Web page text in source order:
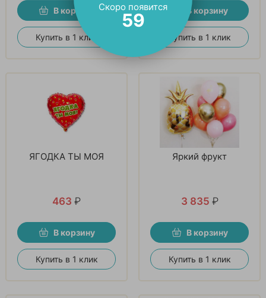
В корзину
Купить в 1 клик
В корзину
Купить в 1 клик
ЯГОДКА ТЫ МОЯ
463 ₽
В корзину
Купить в 1 клик
Яркий фрукт
3 835 ₽
В корзину
Купить в 1 клик
Скоро появится
58